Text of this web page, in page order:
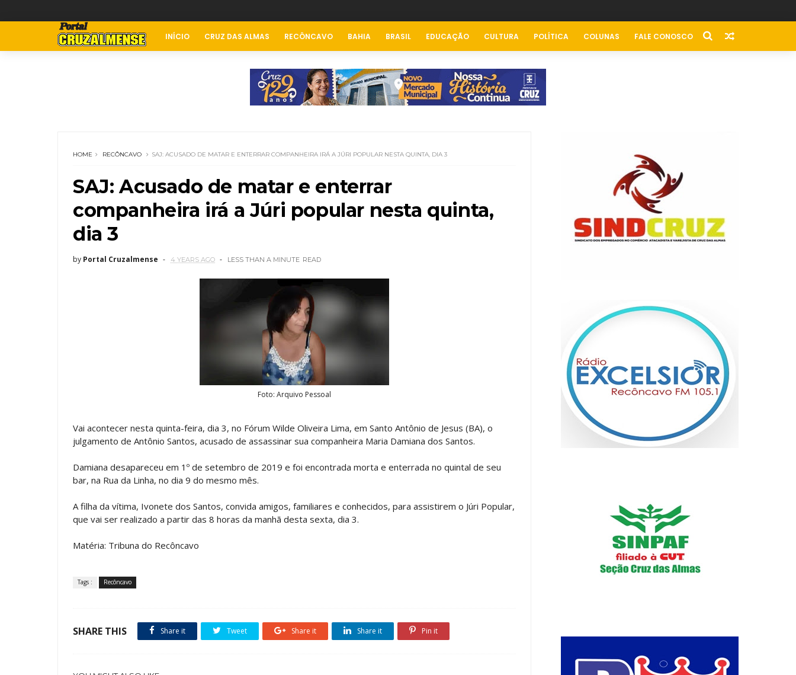
INÍCIO CRUZ DAS ALMAS RECÔNCAVO BAHIA BRASIL EDUCAÇÃO CULTURA POLÍTICA COLUNAS FALE CONOSCO
HOME RECÔNCAVO SAJ: ACUSADO DE MATAR E ENTERRAR COMPANHEIRA IRÁ A JÚRI POPULAR NESTA QUINTA, DIA 3
SAJ: Acusado de matar e enterrar
companheira irá a Júri popular nesta quinta,
dia 3
by Portal Cruzalmense 4 YEARS AGO LESS THAN A MINUTE READ
Foto: Arquivo Pessoal
Vai acontecer nesta quinta-feira, dia 3, no Fórum Wilde Oliveira Lima, em Santo Antônio de Jesus (BA), o
julgamento de Antônio Santos, acusado de assassinar sua companheira Maria Damiana dos Santos.
Damiana desapareceu em 1º de setembro de 2019 e foi encontrada morta e enterrada no quintal de seu
bar, na Rua da Linha, no dia 9 do mesmo mês.
A filha da vítima, Ivonete dos Santos, convida amigos, familiares e conhecidos, para assistirem o Júri Popular,
que vai ser realizado a partir das 8 horas da manhã desta sexta, dia 3.
Matéria: Tribuna do Recôncavo
Tags : Recôncavo
SHARE THIS Share it Tweet Share it Share it Pin it